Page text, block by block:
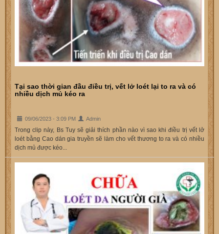
Tại sao thời gian đầu điều trị, vết lở loét lại to ra và có
nhiều dịch mủ kéo ra
09/06/2023 - 3:09 PM Admin
Trong clip này, Bs Tuy sẽ giải thích phần nào vì sao khi điều trị vết lở
loét bằng Cao dán gia truyền sẽ làm cho vết thương to ra và có nhiều
dịch mủ được kéo...